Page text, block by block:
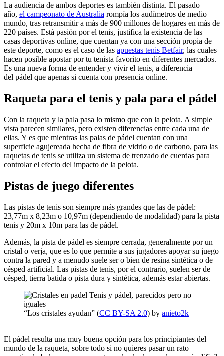
La audiencia de ambos deportes es también distinta. El pasado
año, el campeonato de Australia rompía los audímetros de medio
mundo, tras retransmitir a más de 900 millones de hogares en más de
220 países. Está pasión por el tenis, justifica la existencia de las
casas deportivas online, que cuentan ya con una sección propia de
este deporte, como es el caso de las apuestas tenis Betfair, las cuales
hacen posible apostar por tu tenista favorito en diferentes mercados.
Es una nueva forma de entender y vivir el tenis, a diferencia
del pádel que apenas si cuenta con presencia online.
Raqueta para el tenis y pala para el pádel
Con la raqueta y la pala pasa lo mismo que con la pelota. A simple
vista parecen similares, pero existen diferencias entre cada una de
ellas. Y es que mientras las palas de pádel cuentan con una
superficie agujereada hecha de fibra de vidrio o de carbono, para las
raquetas de tenis se utiliza un sistema de trenzado de cuerdas para
controlar el efecto del impacto de la pelota.
Pistas de juego diferentes
Las pistas de tenis son siempre más grandes que las de pádel:
23,77m x 8,23m o 10,97m (dependiendo de modalidad) para la pista
tenis y 20m x 10m para las de pádel.
Además, la pista de pádel es siempre cerrada, generalmente por un
cristal o verja, que es lo que permite a sus jugadores apoyar su juego
contra la pared y a menudo suele ser o bien de resina sintética o de
césped artificial. Las pistas de tenis, por el contrario, suelen ser de
césped, tierra batida o pista dura y sintética, además estar abiertas.
“Los cristales ayudan” (CC BY-SA 2.0) by anieto2k
El pádel resulta una muy buena opción para los principiantes del
mundo de la raqueta, sobre todo si no quieres pasar un rato